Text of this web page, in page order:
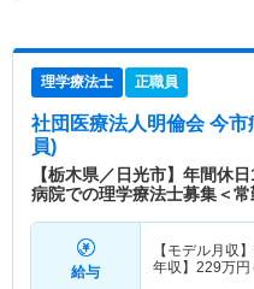
理学療法士 正職員
社団医療法人明倫会 今市
員)
【栃木県／日光市】年間休
病院での理学療法士募集＜常
給与
【モデル月収】
年収】 229万円